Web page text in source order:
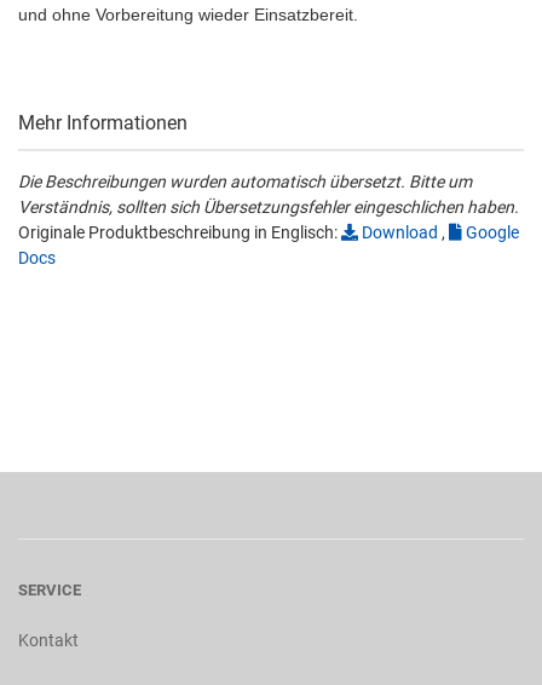
und ohne Vorbereitung wieder Einsatzbereit.
Mehr Informationen
Die Beschreibungen wurden automatisch übersetzt. Bitte um
Verständnis, sollten sich Übersetzungsfehler eingeschlichen haben.
Originale Produktbeschreibung in Englisch:
Download ,
Google
Docs
SERVICE
Kontakt